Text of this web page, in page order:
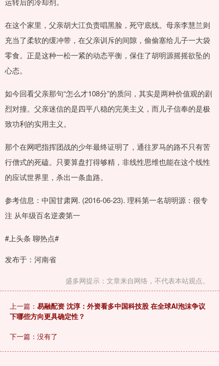
在这个家里，父亲胡大江负责唱黑脸，死守底线。母亲李慧兰则
充当了柔软的缓冲带，在父亲训斥的间隙，偷偷塞给儿子一大袋
零食。正是这种一松一紧的动态平衡，保住了胡明源摇摇欲坠的
心态。
如今回看父亲那句“怎么才108分”的质问，其实是两种价值观的剧
烈对撞。父亲迷信的是四平八稳的完美主义，而儿子信奉的是极
致功利的实用主义。
那个在网吧指挥团战的少年最终证明了，通往罗马的路不只有苦
行僧式的死磕。只要算盘打得够精，非线性思维也能在这个线性
的应试世界里，杀出一条血路。
参考信息：中国甘肃网. (2016-06-23). 理科第一名胡明源：很专
注 从年级百名逆袭第一
#上头条 聊热点#
发布于：河南省
盛多网提示：文章来自网络，不代表本站观点。
上一篇： 易融配资 沈淳：外资看多中国科技股 在全球AI泡沫争议
下哪些方向更具确定性？
下一篇：没有了